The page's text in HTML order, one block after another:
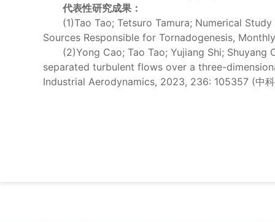
代表性研究成果：
(1)Tao Tao; Tetsuro Tamura; Numerical
Sources Responsible for Tornadogenesis,
(2)Yong Cao; Tao Tao; Yujiang Shi;
separated turbulent flows over a three-
Industrial Aerodynamics, 2023, 236: 105357 (中